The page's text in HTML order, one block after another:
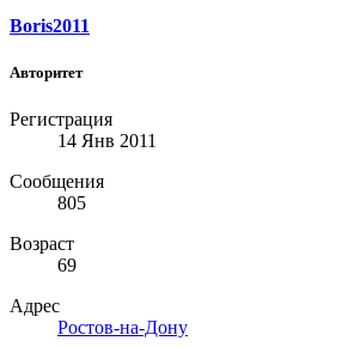
Boris2011
Авторитет
Регистрация
14 Янв 2011
Сообщения
805
Возраст
69
Адрес
Ростов-на-Дону